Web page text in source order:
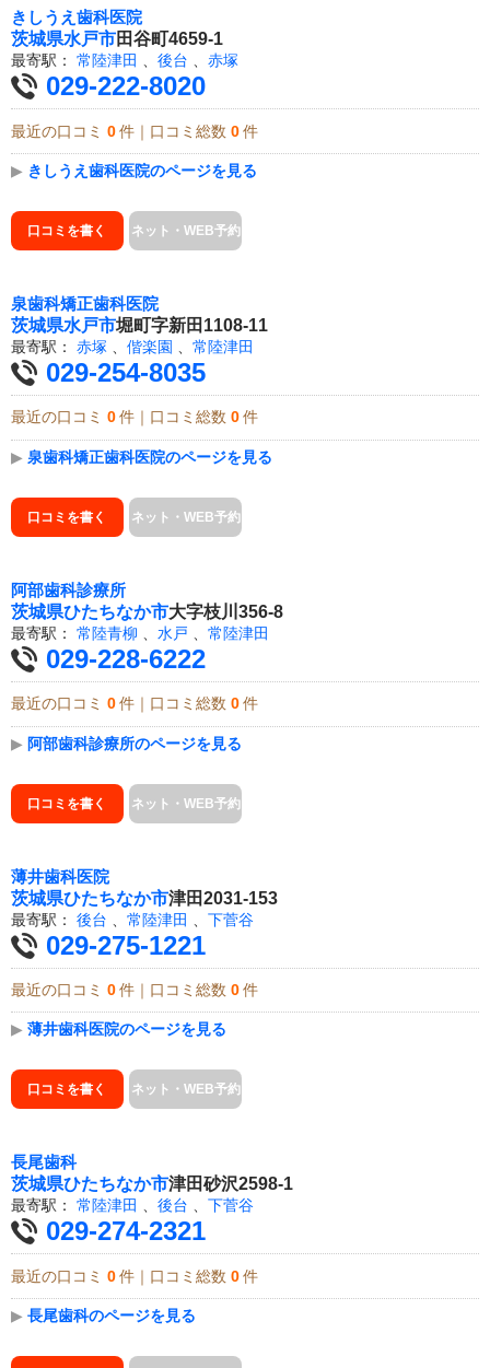
きしうえ歯科医院
茨城県水戸市田谷町4659-1
最寄駅： 常陸津田 後台 赤塚
029-222-8020
最近の口コミ 0 件｜口コミ総数 0 件
▶ きしうえ歯科医院のページを見る
口コミを書く ネット・WEB予約
泉歯科矯正歯科医院
茨城県水戸市堀町字新田1108-11
最寄駅： 赤塚 偕楽園 常陸津田
029-254-8035
最近の口コミ 0 件｜口コミ総数 0 件
▶ 泉歯科矯正歯科医院のページを見る
口コミを書く ネット・WEB予約
阿部歯科診療所
茨城県ひたちなか市大字枝川356-8
最寄駅： 常陸青柳 水戸 常陸津田
029-228-6222
最近の口コミ 0 件｜口コミ総数 0 件
▶ 阿部歯科診療所のページを見る
口コミを書く ネット・WEB予約
薄井歯科医院
茨城県ひたちなか市津田2031-153
最寄駅： 後台 常陸津田 下菅谷
029-275-1221
最近の口コミ 0 件｜口コミ総数 0 件
▶ 薄井歯科医院のページを見る
口コミを書く ネット・WEB予約
長尾歯科
茨城県ひたちなか市津田砂沢2598-1
最寄駅： 常陸津田 、 後台 、 下菅谷
029-274-2321
最近の口コミ 0 件｜口コミ総数 0 件
▶ 長尾歯科のページを見る